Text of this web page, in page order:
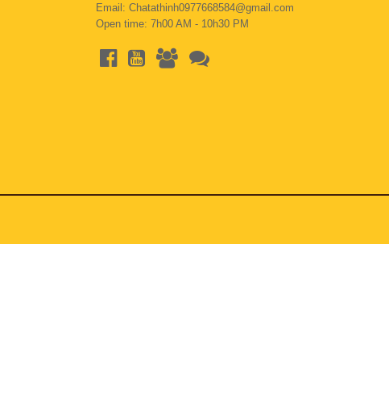
Email: Chatathinh0977668584@gmail.com
Open time: 7h00 AM - 10h30 PM